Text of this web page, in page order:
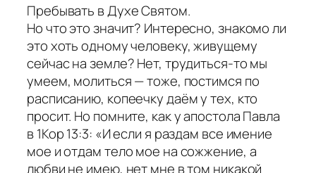
Пребывать в Духе Святом.
Но что это значит? Интересно, знакомо ли
это хоть одному человеку, живущему
сейчас на земле? Нет, трудиться-то мы
умеем, молиться — тоже, постимся по
расписанию, копеечку даём у тех, кто
просит. Но помните, как у апостола Павла
в 1Кор 13:3: «И если я раздам все имение
мое и отдам тело мое на сожжение, а
любви не имею, нет мне в том никакой